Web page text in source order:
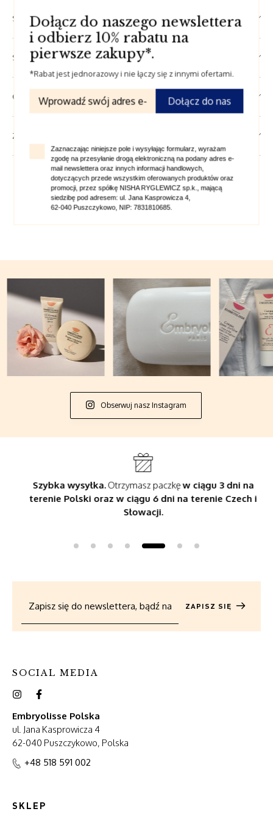
SKŁAD
SPOSÓB UŻYCIA
OPINIE
ZADAJ PYTANIE
Powiązane produkty
Obserwuj nasz Instagram
Szybka wysyłka.Otrzymasz paczkęw ciągu 3 dni na
terenie Polski oraz w ciągu 6 dni na terenie Czech i
Słowacji.
ZAPISZ SIĘ
SOCIAL MEDIA
Embryolisse Polska
ul. Jana Kasprowicza 4
62-040 Puszczykowo, Polska
+48 518 591 002
SKLEP
Dołącz do naszego newslettera
i odbierz 10% rabatu na
pierwsze zakupy*.
*Rabat jest jednorazowy i nie łączy się z innymi ofertami.
Dołącz do nas
Zaznaczając niniejsze pole i wysyłając formularz, wyrażam
zgodę na przesyłanie drogą elektroniczną na podany adres e-
mail newslettera oraz innych informacji handlowych,
dotyczących przede wszystkim oferowanych produktów oraz
promocji, przez spółkę NISHA RYGLEWICZ sp.k., mającą
siedzibę pod adresem: ul. Jana Kasprowicza 4,
62-040 Puszczykowo, NIP: 7831810685.